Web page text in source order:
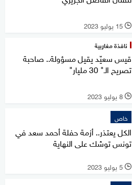
l 15 يوليو 2023
نافذة مغاربية
قيس سعيّد يقيل مسؤولة.. صاحبة
تصريح الـ" 30 مليار"
l 8 يوليو 2023
خاص
الكل يعتذر.. أزمة حفلة أحمد سعد في
تونس توشك على النهاية
l 5 يوليو 2023